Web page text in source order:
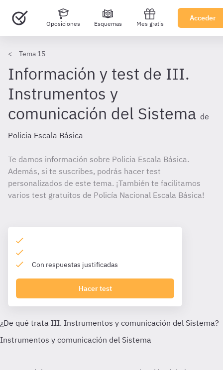
Oposiciones Esquemas Mes gratis
Acceder
Tema 15
Información y test de III.
Instrumentos y
comunicación del Sistema de
Policia Escala Básica
Te damos información sobre Policia Escala Básica.
Además, si te suscribes, podrás hacer test
personalizados de este tema. ¡También te facilitamos
varios test gratuitos de Policía Nacional Escala Básica!
Con respuestas justificadas
Hacer test